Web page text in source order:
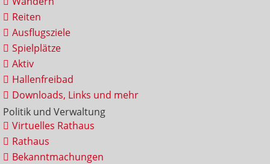
Reiten
Ausflugsziele
Spielplätze
Aktiv
Hallenfreibad
Downloads, Links und mehr
Politik und Verwaltung
Virtuelles Rathaus
Rathaus
Bekanntmachungen